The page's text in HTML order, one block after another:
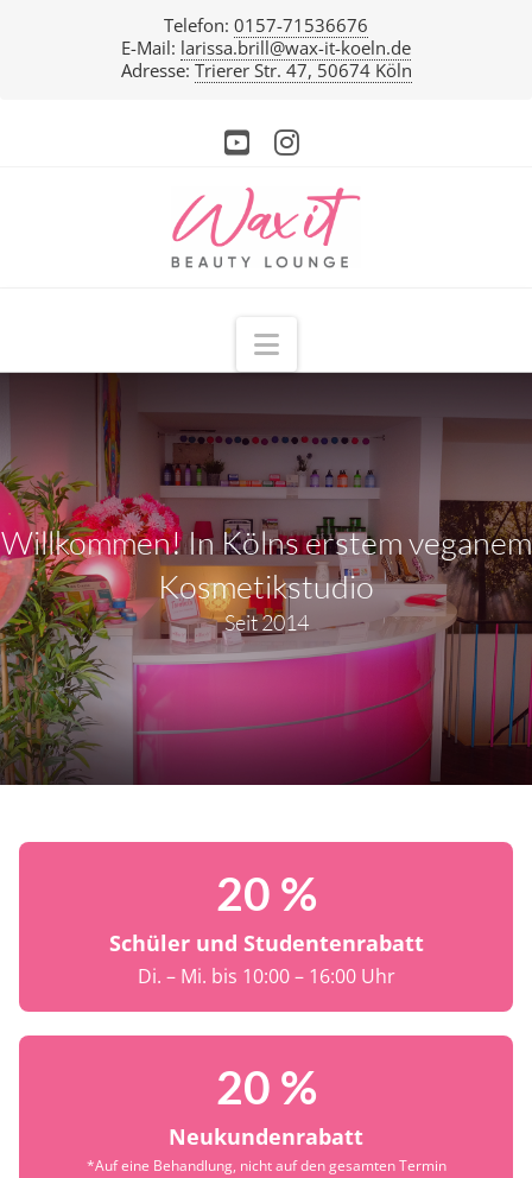
Telefon: 0157-71536676
E-Mail: larissa.brill@wax-it-koeln.de
Adresse: Trierer Str. 47, 50674 Köln
YouTubeInstagram
Navigation
Willkommen! In Kölns erstem veganem
Kosmetikstudio
Seit 2014
20 %
Schüler und Studentenrabatt
Di. – Mi. bis 10:00 – 16:00 Uhr
20 %
Neukundenrabatt
*Auf eine Behandlung, nicht auf den gesamten Termin